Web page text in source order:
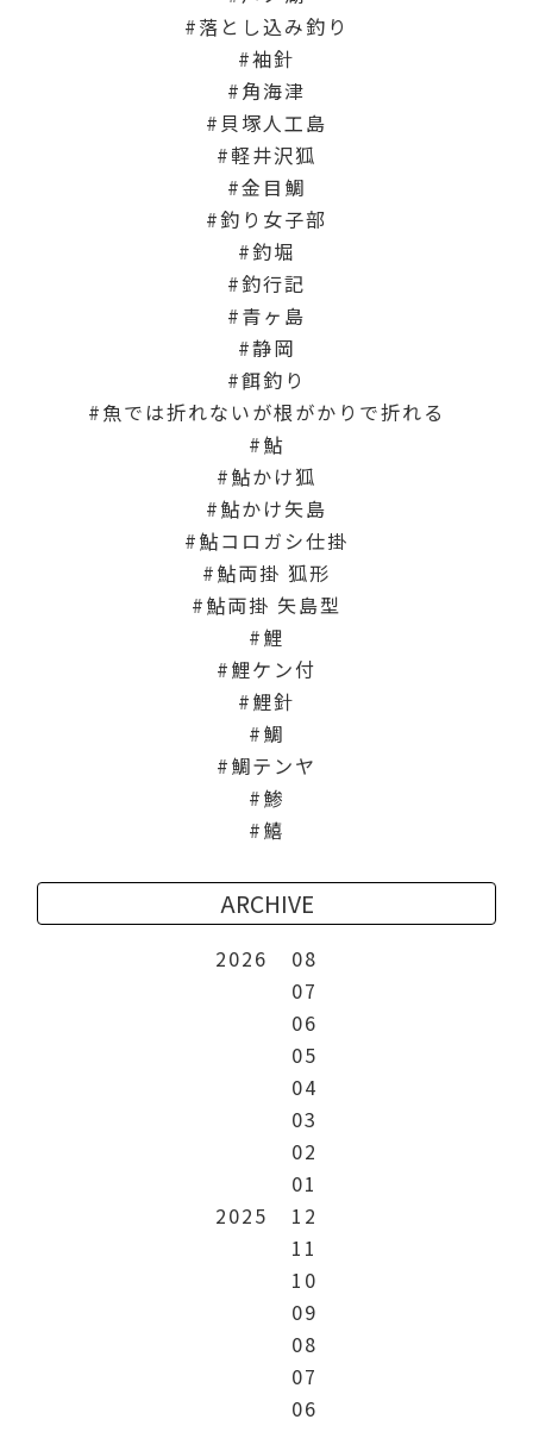
落とし込み釣り
袖針
角海津
貝塚人工島
軽井沢狐
金目鯛
釣り女子部
釣堀
釣行記
青ヶ島
静岡
餌釣り
魚では折れないが根がかりで折れる
鮎
鮎かけ狐
鮎かけ矢島
鮎コロガシ仕掛
鮎両掛 狐形
鮎両掛 矢島型
鯉
鯉ケン付
鯉針
鯛
鯛テンヤ
鯵
鱚
ARCHIVE
2026
08
07
06
05
04
03
02
01
2025
12
11
10
09
08
07
06